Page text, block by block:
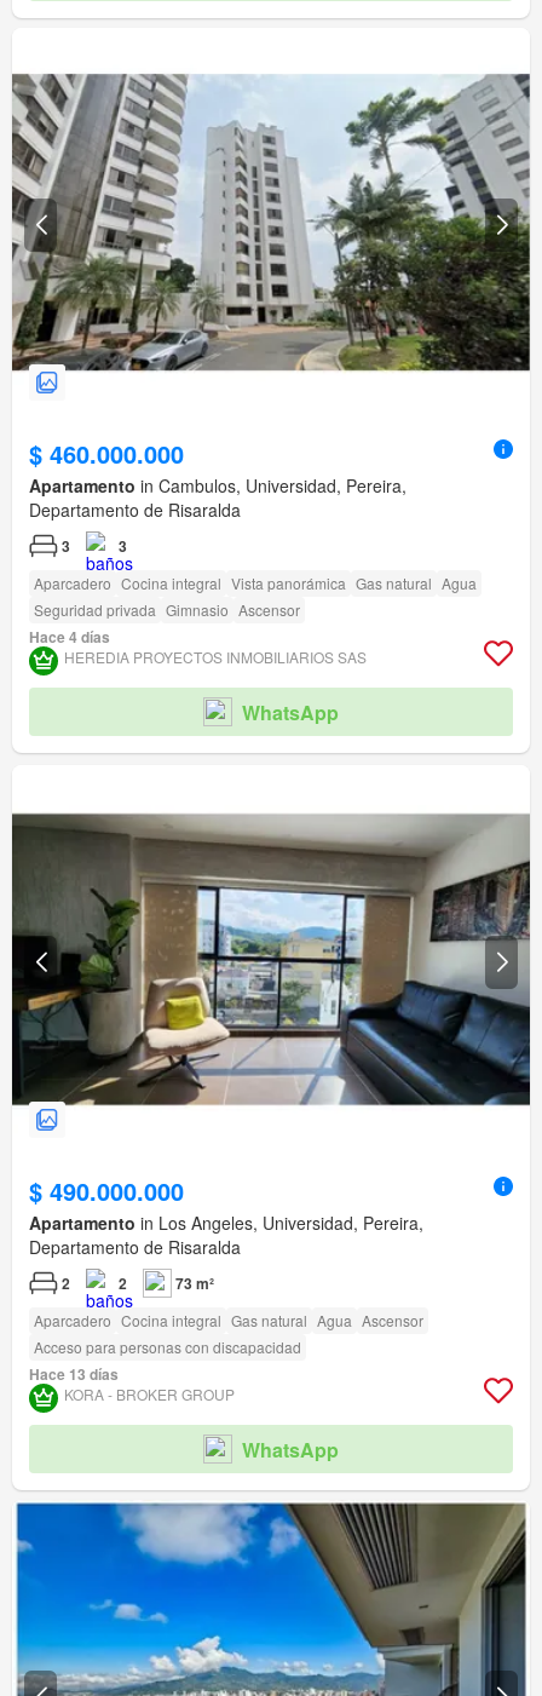
$ 460.000.000
Apartamento in Cambulos, Universidad, Pereira,
Departamento de Risaralda
3 3
Aparcadero Cocina integral Vista panorámica Gas natural Agua
Seguridad privada Gimnasio Ascensor
Hace 4 días
HEREDIA PROYECTOS INMOBILIARIOS SAS
WhatsApp
$ 490.000.000
Apartamento in Los Angeles, Universidad, Pereira,
Departamento de Risaralda
2 2 73 m²
Aparcadero Cocina integral Gas natural Agua Ascensor
Acceso para personas con discapacidad
Hace 13 días
KORA - BROKER GROUP
WhatsApp